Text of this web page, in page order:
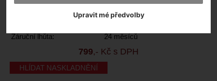
Upravit mé předvolby
Kód výrobce:
Ne
Záruční lhůta:
24 měsíců
799,- Kč s DPH
HLÍDAT NASKLADNĚNÍ